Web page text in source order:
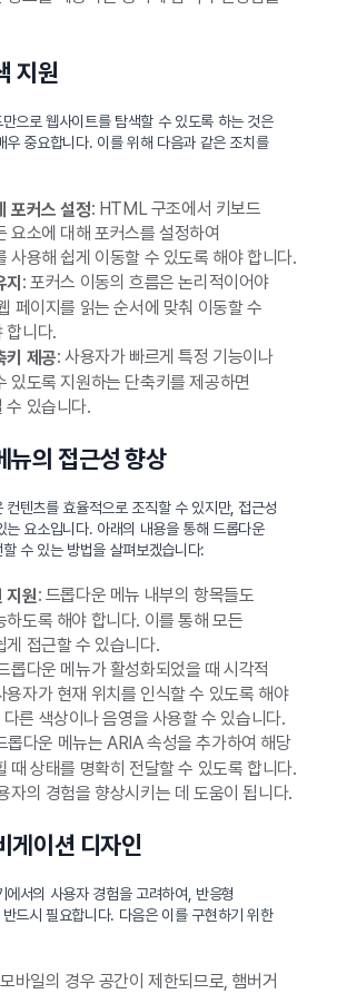
지원
으로 웹사이트를 탐색할 수 있도록 하는 것은
우 중요합니다. 이를 위해 다음과 같은 조치를
포커스 설정: HTML 구조에서 키보드
요소에 대해 포커스를 설정하여
사용해 쉽게 이동할 수 있도록 해야 합니다.
: 포커스 이동의 흐름은 논리적이어야
페이지를 읽는 순서에 맞춰 이동할 수
합니다.
키 제공: 사용자가 빠르게 특정 기능이나
있도록 지원하는 단축키를 제공하면
수 있습니다.
뉴의 접근성 향상
컨텐츠를 효율적으로 조직할 수 있지만, 접근성
는 요소입니다. 아래의 내용을 통해 드롭다운
수 있는 방법을 살펴보겠습니다:
지원: 드롭다운 메뉴 내부의 항목들도
하도록 해야 합니다. 이를 통해 모든
게 접근할 수 있습니다.
롭다운 메뉴가 활성화되었을 때 시각적
용자가 현재 위치를 인식할 수 있도록 해야
른 색상이나 음영을 사용할 수 있습니다.
롭다운 메뉴는 ARIA 속성을 추가하여 해당
때 상태를 명확히 전달할 수 있도록 합니다.
자의 경험을 향상시키는 데 도움이 됩니다.
게이션 디자인
에서의 사용자 경험을 고려하여, 반응형
드시 필요합니다. 다음은 이를 구현하기 위한
바일의 경우 공간이 제한되므로, 햄버거